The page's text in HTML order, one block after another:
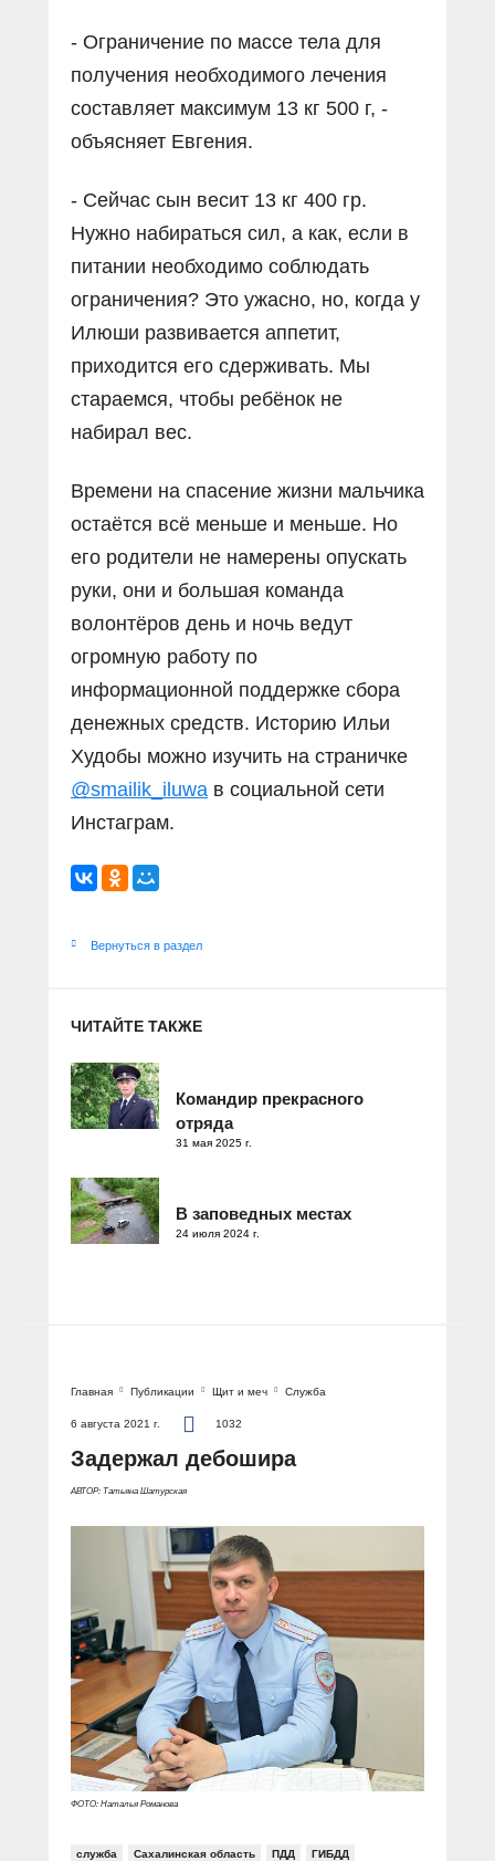
- Ограничение по массе тела для
получения необходимого лечения
составляет максимум 13 кг 500 г, -
объясняет Евгения.
- Сейчас сын весит 13 кг 400 гр.
Нужно набираться сил, а как, если в
питании необходимо соблюдать
ограничения? Это ужасно, но, когда у
Илюши развивается аппетит,
приходится его сдерживать. Мы
стараемся, чтобы ребёнок не
набирал вес.
Времени на спасение жизни мальчика
остаётся всё меньше и меньше. Но
его родители не намерены опускать
руки, они и большая команда
волонтёров день и ночь ведут
огромную работу по
информационной поддержке сбора
денежных средств. Историю Ильи
Худобы можно изучить на страничке
@smailik_iluwa в социальной сети
Инстаграм.
Вернуться в раздел
ЧИТАЙТЕ ТАКЖЕ
Командир прекрасного
отряда
31 мая 2025 г.
В заповедных местах
24 июля 2024 г.
Главная Публикации Щит и меч Служба
6 августа 2021 г. 1032
Задержал дебошира
АВТОР: Татьяна Шатурская
ФОТО: Наталья Романова
служба Сахалинская область ПДД ГИБДД